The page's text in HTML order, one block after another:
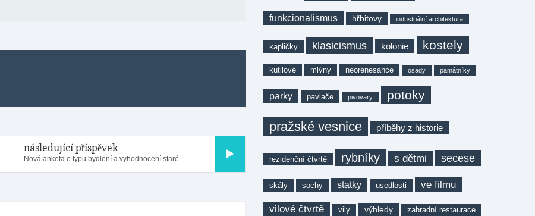
následující příspěvek
Nová anketa o typu bydlení a vyhodnocení staré
funkcionalismus hřbitovy industriální architektura
kapličky klasicismus kolonie kostely
kutilové mlýny neorenesance osady památníky
parky pavlače pivovary potoky
pražské vesnice příběhy z historie
rezidenční čtvrtě rybníky s dětmi secese
skály sochy statky usedlosti ve filmu
vilové čtvrtě vily výhledy zahradní restaurace